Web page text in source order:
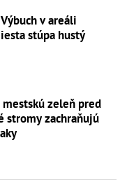
v areáli
stúpa hustý
mestskú zeleň pred
stromy zachraňujú